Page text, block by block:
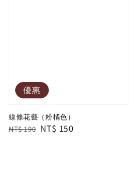
優惠
線條花藝（粉橘色）
Regular
NT$ 190 Sale
NT$ 150